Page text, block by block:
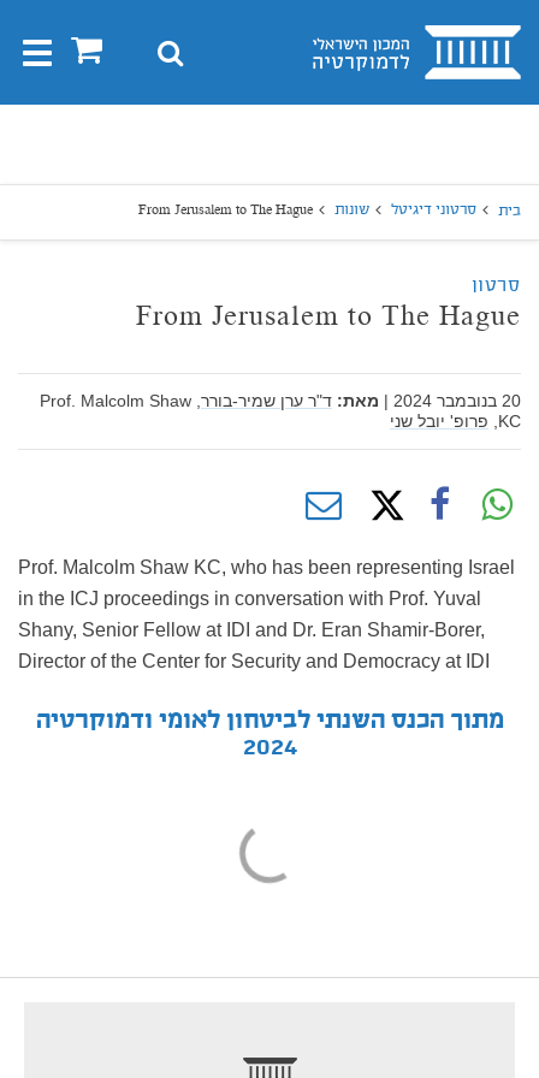
בית 0 חיפוש
בית סרטוני דיגיטל שונות From Jerusalem to The Hague
סרטון
From Jerusalem to The Hague
20 בנובמבר 2024 | מאת: ד"ר ערן שמיר-בורר, Prof. Malcolm Shaw
KC,
פרופ' יובל שני
Prof. Malcolm Shaw KC, who has been representing Israel
in the ICJ proceedings in conversation with Prof. Yuval
Shany, Senior Fellow at IDI and Dr. Eran Shamir-Borer,
Director of the Center for Security and Democracy at IDI
מתוך הכנס השנתי לביטחון לאומי ודמוקרטיה
2024